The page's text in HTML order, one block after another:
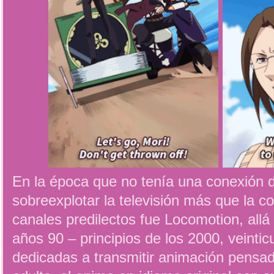
En la época que no tenía una conexión
sobreexplotar la televisión más que la
canales predilectos fue Locomotion,
años 90 – principios de los 2000,
dedicadas a transmitir animación